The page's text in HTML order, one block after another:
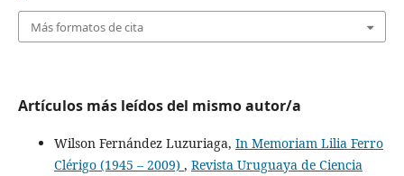
Más formatos de cita
Artículos más leídos del mismo autor/a
Wilson Fernández Luzuriaga, In Memoriam Lilia Ferro
Clérigo (1945 – 2009) , Revista Uruguaya de Ciencia